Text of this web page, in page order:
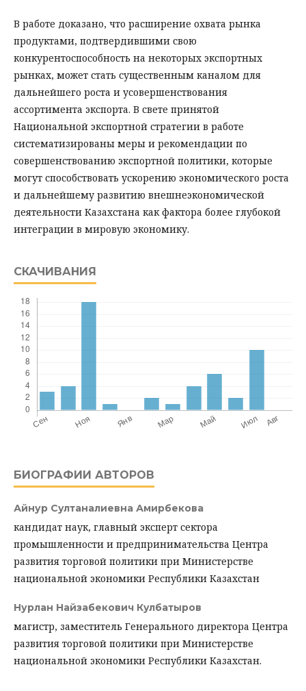
В работе доказано, что расширение охвата рынка
продуктами, подтвердившими свою
конкурентоспособность на некоторых экспортных
рынках, может стать существенным каналом для
дальнейшего роста и усовершенствования
ассортимента экспорта. В свете принятой
Национальной экспортной стратегии в работе
систематизированы меры и рекомендации по
совершенствованию экспортной политики, которые
могут способствовать ускорению экономического роста
и дальнейшему развитию внешнеэкономической
деятельности Казахстана как фактора более глубокой
интеграции в мировую экономику.
СКАЧИВАНИЯ
БИОГРАФИИ АВТОРОВ
Айнур Султаналиевна Амирбекова
кандидат наук, главный эксперт сектора
промышленности и предпринимательства Центра
развития торговой политики при Министерстве
национальной экономики Республики Казахстан
Нурлан Найзабекович Кулбатыров
магистр, заместитель Генерального директора Центра
развития торговой политики при Министерстве
национальной экономики Республики Казахстан.